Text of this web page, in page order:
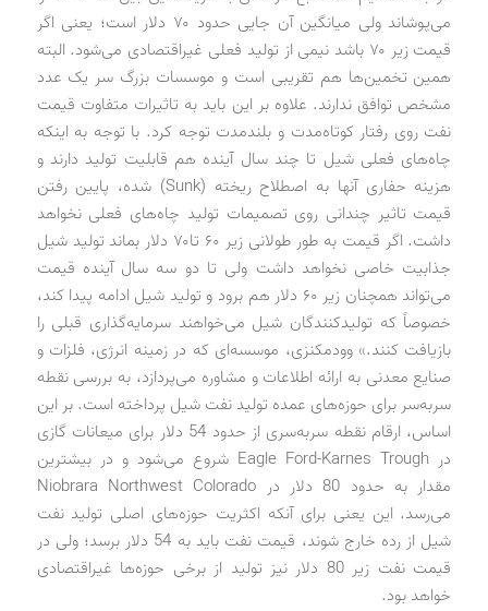
می‌پوشاند ولی میانگین آن جایی حدود ۷۰ دلار است؛ یعنی اگر
قیمت زیر ۷۰ باشد نیمی از تولید فعلی غیراقتصادی می‌شود. البته
همین تخمین‌ها هم تقریبی است و موسسات بزرگ سر یک عدد
مشخص توافق ندارند. علاوه بر این باید به تاثیرات متفاوت قیمت
نفت روی رفتار کوتاه‌مدت و بلندمدت توجه کرد. با توجه به اینکه
چاه‌های فعلی شیل تا چند سال آینده هم قابلیت تولید دارند و
هزینه حفاری آنها به اصطلاح ریخته (Sunk) شده، پایین رفتن
قیمت تاثیر چندانی روی تصمیمات تولید چاه‌های فعلی نخواهد
داشت. اگر قیمت به طور طولانی زیر ۶۰ تا۷۰ دلار بماند تولید شیل
جذابیت خاصی نخواهد داشت ولی تا دو سه سال آینده قیمت
می‌تواند همچنان زیر ۶۰ دلار هم برود و تولید شیل ادامه پیدا کند،
خصوصاً که تولیدکنندگان شیل می‌خواهند سرمایه‌گذاری قبلی را
بازیافت کنند.» وودمکنزی، موسسه‌ای که در زمینه انرژی، فلزات و
صنایع معدنی به ارائه اطلاعات و مشاوره می‌پردازد، به بررسی نقطه
سربه‌سر برای حوزه‌های عمده تولید نفت شیل پرداخته است. بر این
اساس، ارقام نقطه سربه‌سری از حدود 54 دلار برای میعانات گازی
در Eagle Ford-Karnes Trough شروع می‌شود و در بیشترین
مقدار به حدود 80 دلار در Niobrara Northwest Colorado
می‌رسد. این یعنی برای آنکه اکثریت حوزه‌های اصلی تولید نفت
شیل از رده خارج شوند، قیمت نفت باید به 54 دلار برسد؛ ولی در
قیمت نفت زیر 80 دلار نیز تولید از برخی حوزه‌ها غیراقتصادی
خواهد بود.